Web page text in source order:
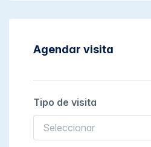
Agendar visita
Tipo de visita
Seleccionar